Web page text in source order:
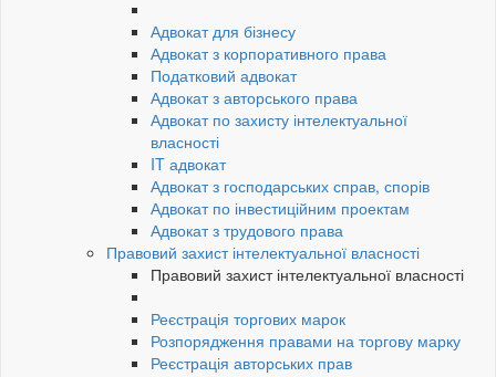
Адвокат для бізнесу
Адвокат з корпоративного права
Податковий адвокат
Адвокат з авторського права
Адвокат по захисту інтелектуальної
власності
IT адвокат
Адвокат з господарських справ, спорів
Адвокат по інвестиційним проектам
Адвокат з трудового права
Правовий захист інтелектуальної власності
Правовий захист інтелектуальної власності
Реєстрація торгових марок
Розпорядження правами на торгову марку
Реєстрація авторських прав